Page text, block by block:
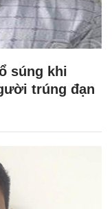
súng khi
trúng đạn